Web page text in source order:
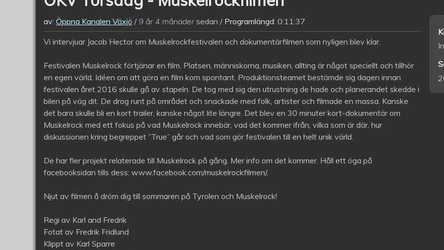
av: Öppna Kanalen Växjö 9 år 4 månader sedan Programlängd: 0:11:37
Vi intervjuar Jacob Hector om Muskelrockfestivalen och dokumentärfilmen som nyligen blev klar.
Festivalen Muskelrock förtjänar en film. Platsen, människorna, musiken, allting är något speciellt och tillhör
en egen värld. Idéen om att göra en film kom spontant. Produktionsteamet bestämde sig dagen innan
festivalen året 2016 skulle gå av stapeln. De tog med sig den utrustning de hade och planerandet skedde i
bilen på väg dit. De drog runt på området och snackade med folk, artister och filmade en massa. Kanske
det bara skulle bli en kort trailer, kanske något lite längre. Det blev en 30 minuter kort-dokumentär om
Muskelrock med ett fokus på vad Muskelrock innebär, vad det kommer ifrån, vilka som är där, hur
diskussionen kring begreppet ”True” går och vad som gör festivalen till en helt unik värld.
De har fler projekt relaterade till Muskelrock på gång. Mer info om det kommer. Håll ett öga på
facebooksidan tills dess: www.facebook.com/muskelrockfilmen/.
Njut av filmen å dröm dig till sommaren på Tyrolen och Muskelrock!
Regi av Karl and Fredrik
Fotat av Fredrik Fridlund
Klippt av Karl Sparre